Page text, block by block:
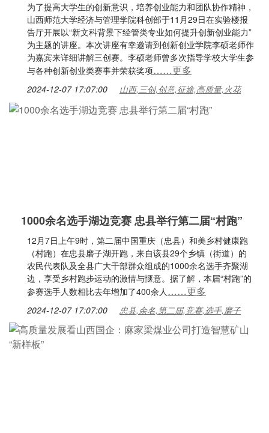
为了提高大学生的创新意识，培养创业能力和团队协作精神，
山西师范大学经济与管理学院科创部于11月29日在实验楼报
告厅开展以“新文科背景下经管类专业如何提升创新创业能力”
为主题的讲座。本次讲座有幸邀请到创新创业学院李硕老师作
为嘉宾来详细讲解三创赛。李硕老师曾多次指导学校大学生参
与各种创新创业类赛事并荣获奖项……更多
2024-12-07 17:07:00 山西,三创,创意,征途,高质量,火花
1000余名选手湖边竞赛 忠县举行第二届“村跑”
12月7日上午9时，第二届中国重庆（忠县）和美乡村健康跑
（村跑）在忠县磨子湖开跑，来自该县29个乡镇（街道）的
农民代表队及全县广大干部群众组成的1000余名选手齐聚湖
边，享受乡村跑步运动的激情与惬意。据了解，本届“村跑”的
参赛选手人数相比去年增加了400余人……更多
2024-12-07 17:07:00 忠县,余名,第二届,竞赛,选手,磨子